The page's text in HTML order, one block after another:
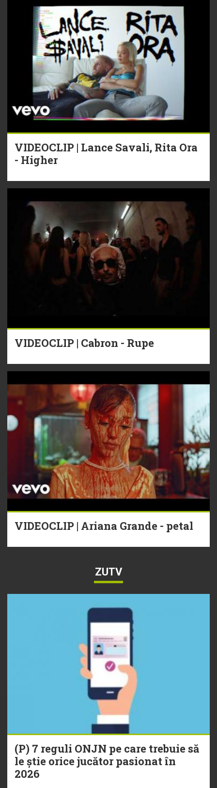
VIDEOCLIP | Lance Savali, Rita Ora
- Higher
VIDEOCLIP | Cabron - Rupe
VIDEOCLIP | Ariana Grande - petal
ZUTV
(P) 7 reguli ONJN pe care trebuie să
le știe orice jucător pasionat în
2026